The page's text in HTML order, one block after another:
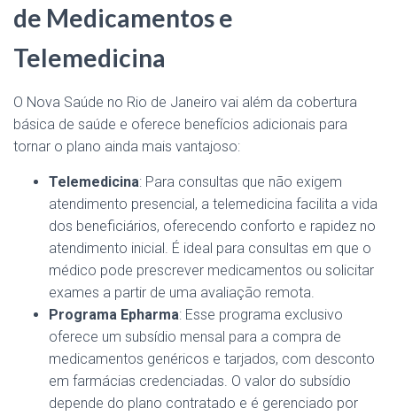
de Medicamentos e
Telemedicina
O Nova Saúde no Rio de Janeiro vai além da cobertura
básica de saúde e oferece benefícios adicionais para
tornar o plano ainda mais vantajoso:
Telemedicina: Para consultas que não exigem
atendimento presencial, a telemedicina facilita a vida
dos beneficiários, oferecendo conforto e rapidez no
atendimento inicial. É ideal para consultas em que o
médico pode prescrever medicamentos ou solicitar
exames a partir de uma avaliação remota.
Programa Epharma: Esse programa exclusivo
oferece um subsídio mensal para a compra de
medicamentos genéricos e tarjados, com desconto
em farmácias credenciadas. O valor do subsídio
depende do plano contratado e é gerenciado por